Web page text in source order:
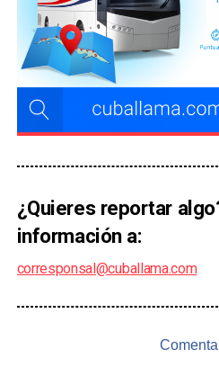
¿Quieres reportar
información a:
corresponsal@cuballama.com